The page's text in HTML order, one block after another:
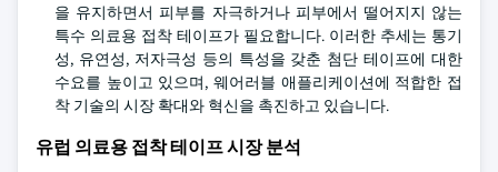
을 유지하면서 피부를 자극하거나 피부에서 떨어지지 않는
특수 의료용 접착 테이프가 필요합니다. 이러한 추세는 통기
성, 유연성, 저자극성 등의 특성을 갖춘 첨단 테이프에 대한
수요를 높이고 있으며, 웨어러블 애플리케이션에 적합한 접
착 기술의 시장 확대와 혁신을 촉진하고 있습니다.
유럽 의료용 접착 테이프 시장 분석